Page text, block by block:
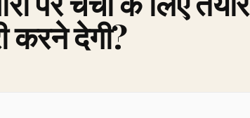
करने देगी?